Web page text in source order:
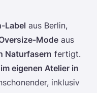
Label aus Ber­lin,
Mode aus
Natur­fa­sern fer­tigt.
eige­nen Ate­li­er in
ink­lu­siv